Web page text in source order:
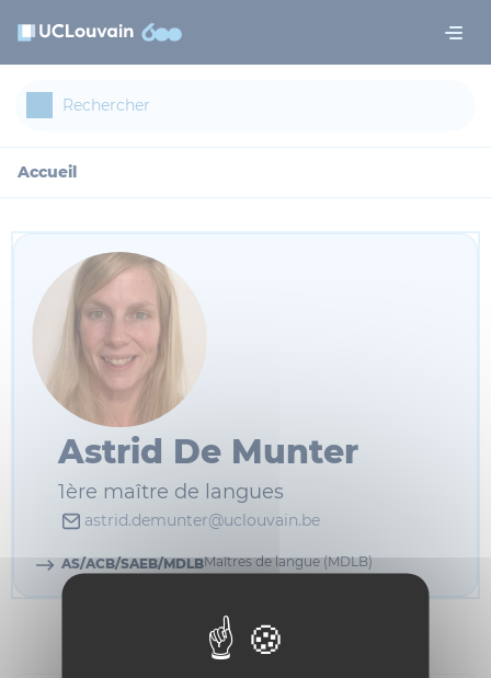
Accueil
Astrid De Munter
1ère maître de langues
astrid.demunter@uclouvain.be
AS/ACB/SAEB/MDLBMaîtres de langue (MDLB)
Informations